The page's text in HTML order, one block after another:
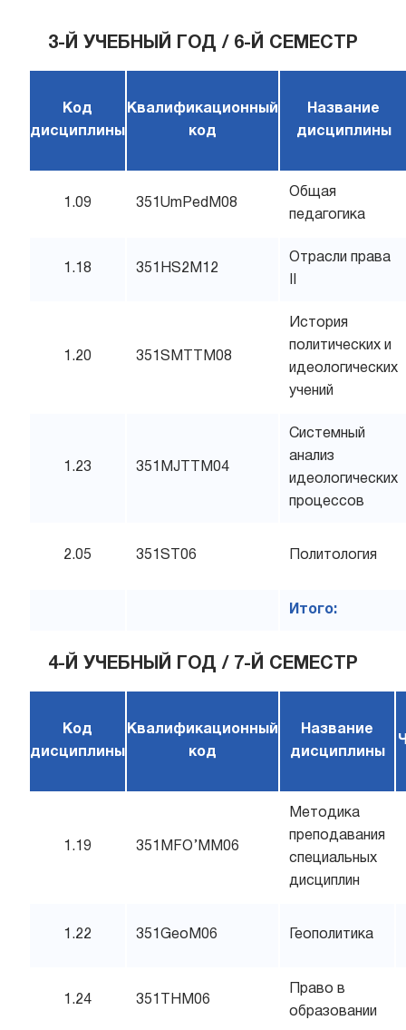
3-Й УЧЕБНЫЙ ГОД / 6-Й СЕМЕСТР
Код
дисциплины
Квалификационный
код
Название
дисциплины
1.09 351UmPedM08
Общая
педагогика
1.18 351HS2M12
Отрасли права
1.20 351SMTTM08
История
политических и
идеологических
учений
1.23 351MJTTM04
Системный
анализ
идеологических
процессов
2.05 351ST06 Политология
Итого:
4-Й УЧЕБНЫЙ ГОД / 7-Й СЕМЕСТР
Код
дисциплины
Квалификационный
код
Название
дисциплины
1.19 351MFO’MM06
Методика
преподавания
специальных
дисциплин
1.22 351GeoM06 Геополитика
1.24 351THM06
Право в
образовании